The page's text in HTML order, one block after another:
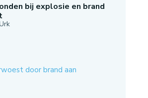
bij explosie en brand